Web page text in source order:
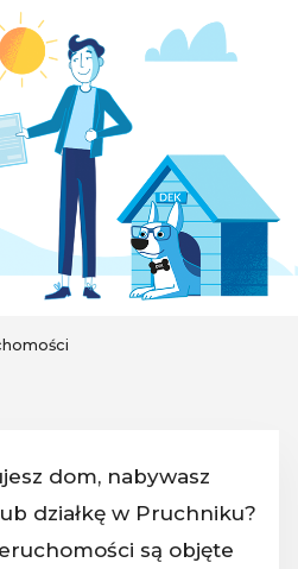
dom, nabywasz
działkę w Pruchniku?
są objęte